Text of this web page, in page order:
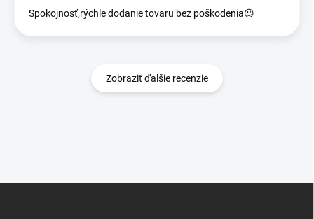
Spokojnosť,rýchle dodanie tovaru bez poškodenia😉
Zobraziť ďalšie recenzie